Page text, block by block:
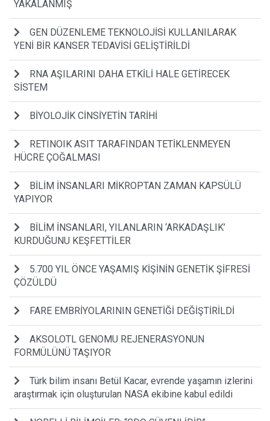
YAKALANMIŞ
GEN DÜZENLEME TEKNOLOJİSİ KULLANILARAK
YENİ BİR KANSER TEDAVİSİ GELİŞTİRİLDİ
RNA AŞILARINI DAHA ETKİLİ HALE GETİRECEK
SİSTEM
BİYOLOJİK CİNSİYETİN TARİHİ
RETINOIK ASIT TARAFINDAN TETİKLENMEYEN
HÜCRE ÇOĞALMASI
BİLİM İNSANLARI MİKROPTAN ZAMAN KAPSÜLÜ
YAPIYOR
BİLİM İNSANLARI, YILANLARIN ‘ARKADAŞLIK’
KURDUĞUNU KEŞFETTİLER
5.700 YIL ÖNCE YAŞAMIŞ KİŞİNİN GENETİK ŞİFRESİ
ÇÖZÜLDÜ
FARE EMBRİYOLARININ GENETİĞİ DEĞİŞTİRİLDİ
AKSOLOTL GENOMU REJENERASYONUN
FORMÜLÜNÜ TAŞIYOR
Türk bilim insanı Betül Kacar, evrende yaşamın izlerini
araştırmak için oluşturulan NASA ekibine kabul edildi